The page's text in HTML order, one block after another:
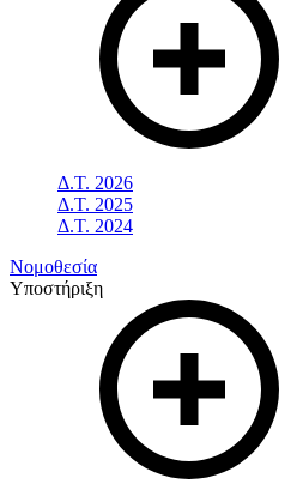
Δ.Τ. 2026
Δ.Τ. 2025
Δ.Τ. 2024
Νομοθεσία
Υποστήριξη